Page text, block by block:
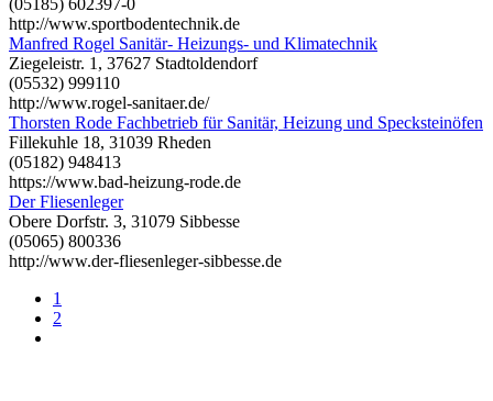
(05185) 602397-0
http://www.sportbodentechnik.de
Manfred Rogel Sanitär- Heizungs- und Klimatechnik
Ziegeleistr. 1, 37627 Stadtoldendorf
(05532) 999110
http://www.rogel-sanitaer.de/
Thorsten Rode Fachbetrieb für Sanitär, Heizung und Specksteinöfen
Fillekuhle 18, 31039 Rheden
(05182) 948413
https://www.bad-heizung-rode.de
Der Fliesenleger
Obere Dorfstr. 3, 31079 Sibbesse
(05065) 800336
http://www.der-fliesenleger-sibbesse.de
1
2